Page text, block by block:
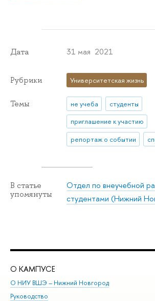
Дата 31 мая 2021
Рубрики Университетская жизнь
Темы не учеба
студенты
приглашение к участию
репортаж о событии
В статье
упомянуты
Отдел по внеучебной
студентами (Нижний
О КАМПУСЕ
О НИУ ВШЭ – Нижний Новгород
Руководство